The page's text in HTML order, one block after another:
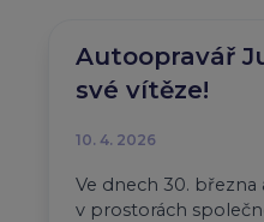
Autoopravář
své vítěze!
10. 4. 2026
Ve dnech 30. března
v prostorách